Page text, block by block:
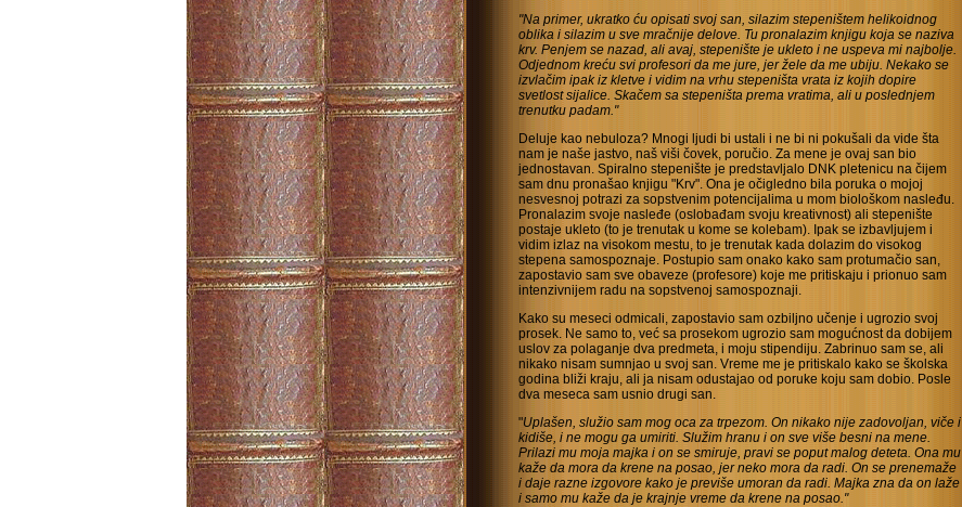
"Na primer, ukratko ću opisati svoj san, silazim stepeništem helikoidnog
oblika i silazim u sve mračnije delove. Tu pronalazim knjigu koja se naziva
krv. Penjem se nazad, ali avaj, stepenište je ukleto i ne uspeva mi najbolje.
Odjednom kreću svi profesori da me jure, jer žele da me ubiju. Nekako se
izvlačim ipak iz kletve i vidim na vrhu stepeništa vrata iz kojih dopire
svetlost sijalice. Skačem sa stepeništa prema vratima, ali u poslednjem
trenutku padam."
Deluje kao nebuloza? Mnogi ljudi bi ustali i ne bi ni pokušali da vide šta
nam je naše jastvo, naš viši čovek, poručio. Za mene je ovaj san bio
jednostavan. Spiralno stepenište je predstavljalo DNK pletenicu na čijem
sam dnu pronašao knjigu "Krv". Ona je očigledno bila poruka o mojoj
nesvesnoj potrazi za sopstvenim potencijalima u mom biološkom nasleđu.
Pronalazim svoje nasleđe (oslobađam svoju kreativnost) ali stepenište
postaje ukleto (to je trenutak u kome se kolebam). Ipak se izbavljujem i
vidim izlaz na visokom mestu, to je trenutak kada dolazim do visokog
stepena samospoznaje. Postupio sam onako kako sam protumačio san,
zapostavio sam sve obaveze (profesore) koje me pritiskaju i prionuo sam
intenzivnijem radu na sopstvenoj samospoznaji.
Kako su meseci odmicali, zapostavio sam ozbiljno učenje i ugrozio svoj
prosek. Ne samo to, već sa prosekom ugrozio sam mogućnost da dobijem
uslov za polaganje dva predmeta, i moju stipendiju. Zabrinuo sam se, ali
nikako nisam sumnjao u svoj san. Vreme me je pritiskalo kako se školska
godina bliži kraju, ali ja nisam odustajao od poruke koju sam dobio. Posle
dva meseca sam usnio drugi san.
"Uplašen, služio sam mog oca za trpezom. On nikako nije zadovoljan, viče i
kidiše, i ne mogu ga umiriti. Služim hranu i on sve više besni na mene.
Prilazi mu moja majka i on se smiruje, pravi se poput malog deteta. Ona mu
kaže da mora da krene na posao, jer neko mora da radi. On se prenemaže
i daje razne izgovore kako je previše umoran da radi. Majka zna da on laže
i samo mu kaže da je krajnje vreme da krene na posao."